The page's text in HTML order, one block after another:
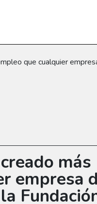
que cualquier
más
empresa